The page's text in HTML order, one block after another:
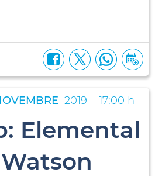
2019 17:00 h
Elemental